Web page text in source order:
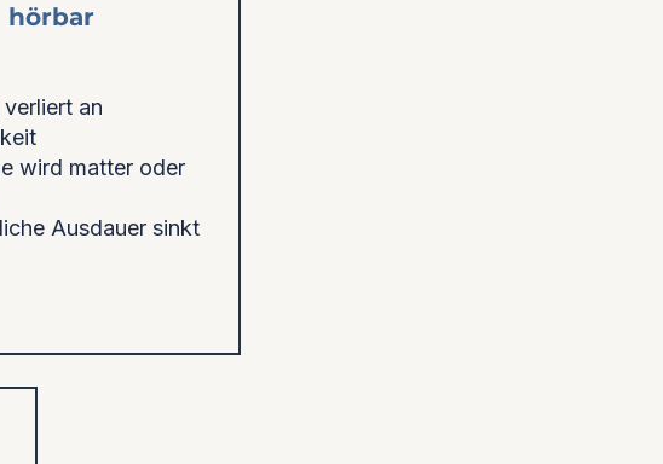
hörbar
an
wird matter oder
Ausdauer sinkt